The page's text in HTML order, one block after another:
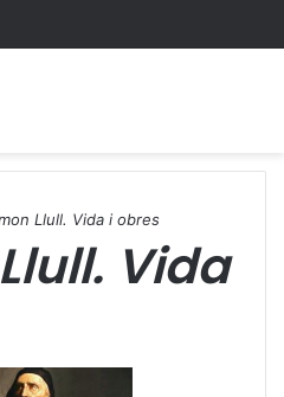
Llull. Vida i obres
Vida